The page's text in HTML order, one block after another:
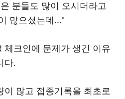
분들도 많이 오시더라고
많으셨는데…"
체크인에 문제가 생긴 이유
다.
이 많고 접종기록을 최초로